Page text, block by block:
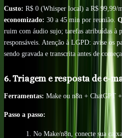
Custo: R$ 0 (Whisper local) a R$ 99,99/
economizado: 30 a 45 min por reunião.
ruim com áudio sujo; tarefas atribuídas à
responsáveis. Atenção à LGPD: avise os
sendo gravada e transcrita antes de
6. Triagem e resposta de e-
Ferramentas: Make ou n8n + ChatGPT
Passo a passo:
No Make/n8n, conecte sua